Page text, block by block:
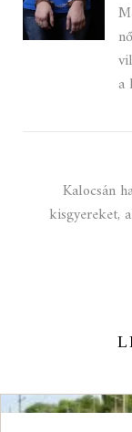
a
Kalocsán
kisgyereket,